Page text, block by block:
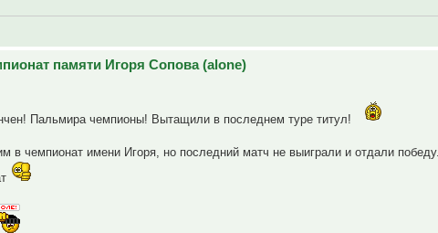
памяти Игоря Сопова (alone)
Пальмира чемпионы! Вытащили в последнем туре титул!
в чемпионат имени Игоря, но последний матч не выиграли и отдали победу.